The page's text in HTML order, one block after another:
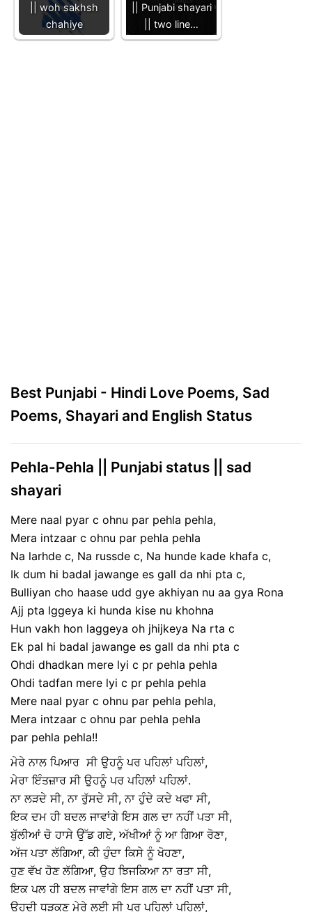
|| woh sakhsh
chahiye
|| Punjabi shayari
|| two line…
Best Punjabi - Hindi Love Poems, Sad
Poems, Shayari and English Status
Pehla-Pehla || Punjabi status || sad
shayari
Mere naal pyar c ohnu par pehla pehla,
Mera intzaar c ohnu par pehla pehla
Na larhde c, Na russde c, Na hunde kade khafa c,
Ik dum hi badal jawange es gall da nhi pta c,
Bulliyan cho haase udd gye akhiyan nu aa gya Rona
Ajj pta lggeya ki hunda kise nu khohna
Hun vakh hon laggeya oh jhijkeya Na rta c
Ek pal hi badal jawange es gall da nhi pta c
Ohdi dhadkan mere lyi c pr pehla pehla
Ohdi tadfan mere lyi c pr pehla pehla
Mere naal pyar c ohnu par pehla pehla,
Mera intzaar c ohnu par pehla pehla
par pehla pehla!!
ਮੇਰੇ ਨਾਲ ਪਿਆਰ ਸੀ ਉਹਨੂੰ ਪਰ ਪਹਿਲਾਂ ਪਹਿਲਾਂ,
ਮੇਰਾ ਇੰਤਜ਼ਾਰ ਸੀ ਉਹਨੂੰ ਪਰ ਪਹਿਲਾਂ ਪਹਿਲਾਂ.
ਨਾ ਲੜਦੇ ਸੀ, ਨਾ ਰੁੱਸਦੇ ਸੀ, ਨਾ ਹੁੰਦੇ ਕਦੇ ਖਫਾ ਸੀ,
ਇਕ ਦਮ ਹੀ ਬਦਲ ਜਾਵਾਂਗੇ ਇਸ ਗਲ ਦਾ ਨਹੀਂ ਪਤਾ ਸੀ,
ਬੁੱਲੀਆਂ ਚੋ ਹਾਸੇ ਉੱਡ ਗਏ, ਅੱਖੀਆਂ ਨੂੰ ਆ ਗਿਆ ਰੋਣਾ,
ਅੱਜ ਪਤਾ ਲੱਗਿਆ, ਕੀ ਹੁੰਦਾ ਕਿਸੇ ਨੂੰ ਖੋਹਣਾ,
ਹੁਣ ਵੱਖ ਹੋਣ ਲੱਗਿਆ, ਉਹ ਝਿਜਕਿਆ ਨਾ ਰਤਾ ਸੀ,
ਇਕ ਪਲ ਹੀ ਬਦਲ ਜਾਵਾਂਗੇ ਇਸ ਗਲ ਦਾ ਨਹੀਂ ਪਤਾ ਸੀ,
ਉਹਦੀ ਧੜਕਣ ਮੇਰੇ ਲਈ ਸੀ ਪਰ ਪਹਿਲਾਂ ਪਹਿਲਾਂ,